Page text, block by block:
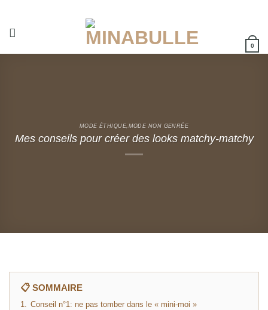
contenu
0
MODE ÉTHIQUE, MODE NON GENRÉE
Mes conseils pour créer des looks matchy-matchy
📋 SOMMAIRE
1. Conseil n°1: ne pas tomber dans le « mini-moi »